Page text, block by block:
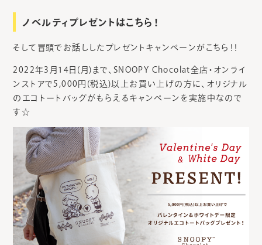
ノベルティプレゼントはこちら！
そして冒頭でお話ししたプレゼントキャンペーンがこちら！！
2022年3月14日(月)まで、SNOOPY Chocolat全店・オンライ
ンストアで5,000円(税込)以上お買い上げの方に、オリジナル
のエコトートバッグがもらえるキャンペーンを実施中なので
す☆